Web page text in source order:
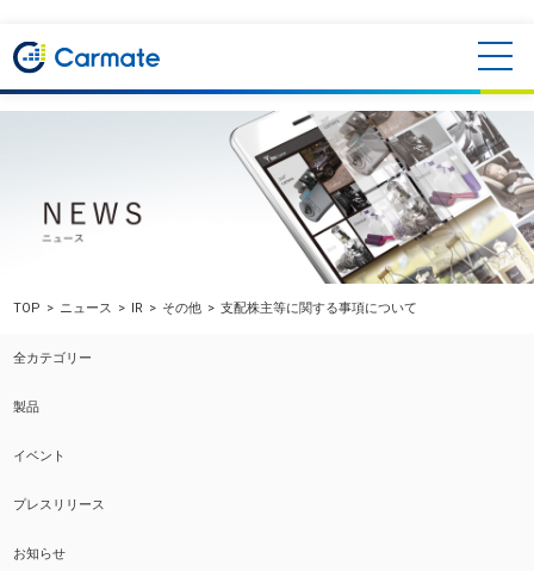
TOP ニュース IR その他 支配株主等に関する事項について
全カテゴリー
製品
イベント
プレスリリース
お知らせ